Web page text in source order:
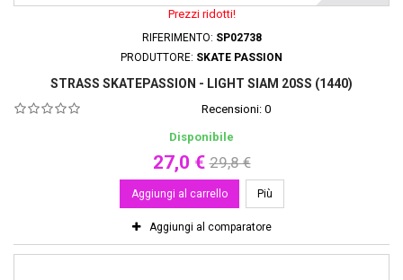
Prezzi ridotti!
RIFERIMENTO: SP02738
PRODUTTORE: SKATE PASSION
STRASS SKATEPASSION - LIGHT SIAM 20SS (1440)
Recensioni: 0
Disponibile
27,0 € 29,8 €
Aggiungi al carrello Più
Aggiungi al comparatore